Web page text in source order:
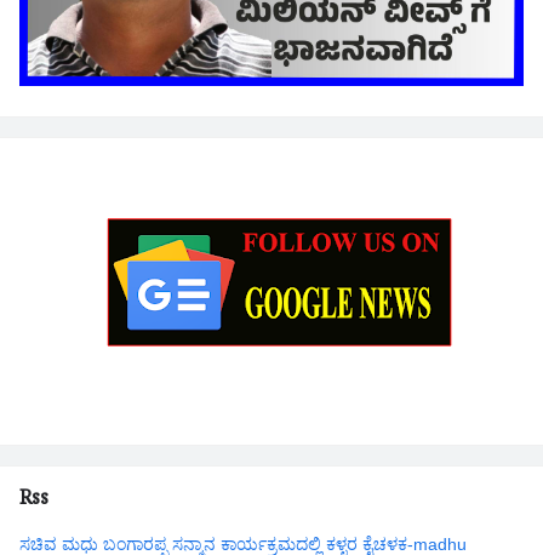
Rss
ಸಚಿವ ಮಧು ಬಂಗಾರಪ್ಪ ಸನ್ಮಾನ ಕಾರ್ಯಕ್ರಮದಲ್ಲಿ ಕಳ್ಳರ ಕೈಚಳಕ-madhu